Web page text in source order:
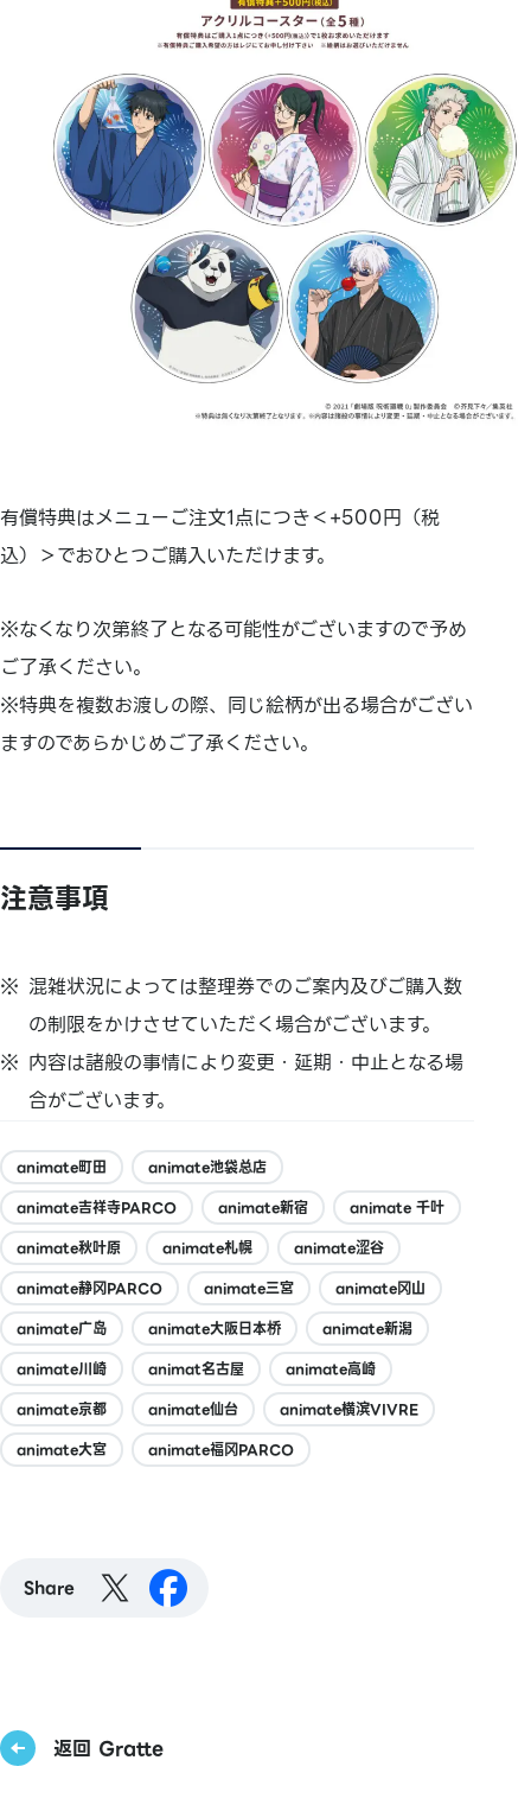
有償特典はメニューご注文1点につき＜+500円（税
込）＞でおひとつご購入いただけます。
※なくなり次第終了となる可能性がございますので予め
ご了承ください。
※特典を複数お渡しの際、同じ絵柄が出る場合がござい
ますのであらかじめご了承ください。
注意事項
混雑状況によっては整理券でのご案内及びご購入数
の制限をかけさせていただく場合がございます。
内容は諸般の事情により変更・延期・中止となる場
合がございます。
animate町田
animate池袋总店
animate吉祥寺PARCO
animate新宿
animate 千叶
animate秋叶原
animate札幌
animate涩谷
animate静冈PARCO
animate三宮
animate冈山
animate广岛
animate大阪日本桥
animate新潟
animate川崎
animat名古屋
animate高崎
animate京都
animate仙台
animate横滨VIVRE
animate大宮
animate福冈PARCO
Share
返回 Gratte